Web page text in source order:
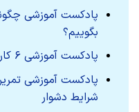
پادکست آموزشی
بگوییم؟
پادکست آموزشی ۶ کار مهم در مسیر تغییر رفتار
شرایط دشوار